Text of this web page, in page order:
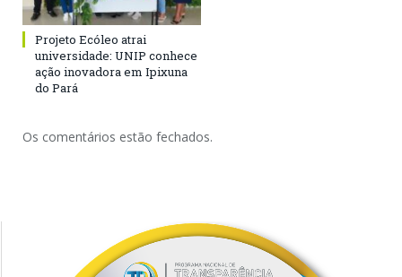
Projeto Ecóleo atrai
universidade: UNIP conhece
ação inovadora em Ipixuna
do Pará
Os comentários estão fechados.